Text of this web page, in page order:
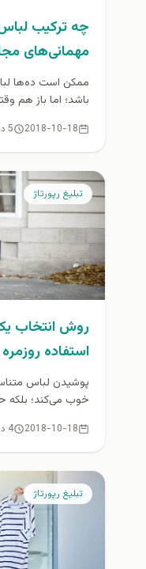
چه ترکیب
مهمانی‌های
ممکن است ده‌ها
باشد؛ اما باز هم
2018-10-18 5 دقیقه مطالعه
تبلیغ رپورتاژ
روش انتخاب
استفاده روزمره
پوشیدن لباس
خوب می‌کند؛ بلکه
2018-10-18 4 دقیقه مطالعه
تبلیغ رپورتاژ